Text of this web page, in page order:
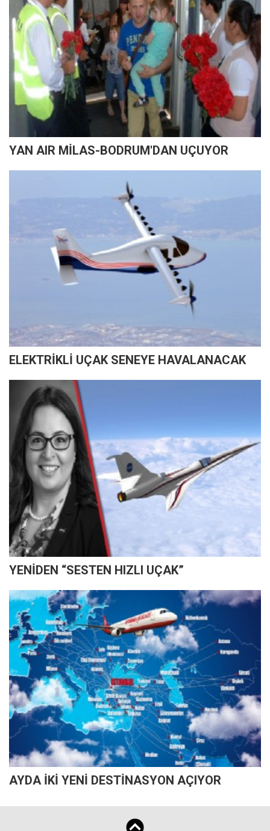
YAN AIR MİLAS-BODRUM'DAN UÇUYOR
ELEKTRİKLİ UÇAK SENEYE HAVALANACAK
YENİDEN “SESTEN HIZLI UÇAK”
AYDA İKİ YENİ DESTİNASYON AÇIYOR